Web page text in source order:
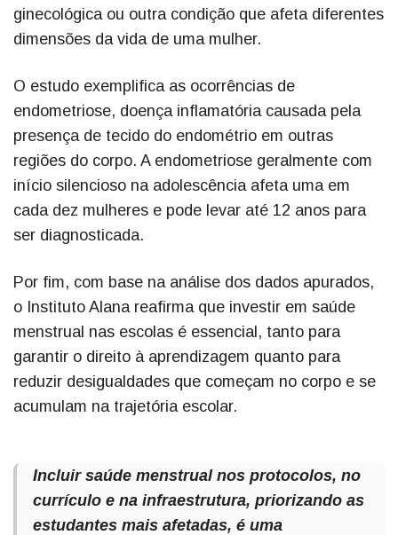
ginecológica ou outra condição que afeta diferentes
dimensões da vida de uma mulher.
O estudo exemplifica as ocorrências de
endometriose, doença inflamatória causada pela
presença de tecido do endométrio em outras
regiões do corpo. A endometriose geralmente com
início silencioso na adolescência afeta uma em
cada dez mulheres e pode levar até 12 anos para
ser diagnosticada.
Por fim, com base na análise dos dados apurados,
o Instituto Alana reafirma que investir em saúde
menstrual nas escolas é essencial, tanto para
garantir o direito à aprendizagem quanto para
reduzir desigualdades que começam no corpo e se
acumulam na trajetória escolar.
Incluir saúde menstrual nos protocolos, no
currículo e na infraestrutura, priorizando as
estudantes mais afetadas, é uma